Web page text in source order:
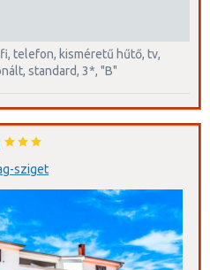
standard, 3*, "B"
sziget